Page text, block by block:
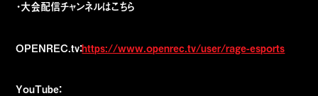
・大会配信チャンネルはこちら
OPENREC.tv：https://www.openrec.tv/user/rage-esports
YouTube：